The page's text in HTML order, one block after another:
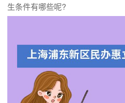
生条件有哪些呢?